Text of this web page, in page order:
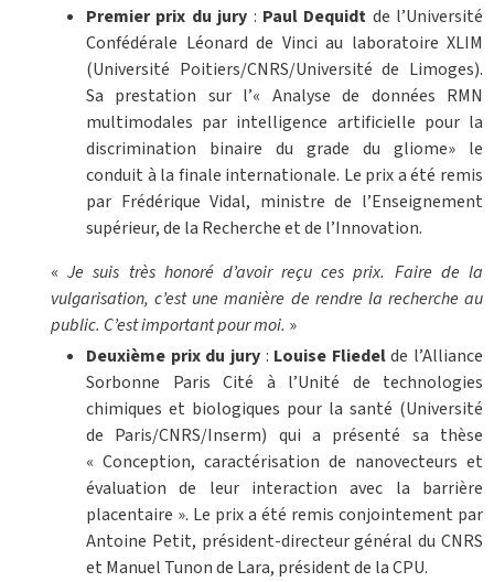
Premier prix du jury : Paul Dequidt de l’Université
Confédérale Léonard de Vinci au laboratoire XLIM
(Université Poitiers/CNRS/Université de Limoges).
Sa prestation sur l’« Analyse de données RMN
multimodales par intelligence artificielle pour la
discrimination binaire du grade du gliome» le
conduit à la finale internationale. Le prix a été remis
par Frédérique Vidal, ministre de l’Enseignement
supérieur, de la Recherche et de l’Innovation.
«Je suis très honoré d’avoir reçu ces prix. Faire de la
vulgarisation, c’est une manière de rendre la recherche au
public. C’est important pour moi. »
Deuxième prix du jury : Louise Fliedelde l’Alliance
Sorbonne Paris Cité à l’Unité de technologies
chimiques et biologiques pour la santé (Université
de Paris/CNRS/Inserm) qui a présenté sa thèse
« Conception, caractérisation de nanovecteurs et
évaluation de leur interaction avec la barrière
placentaire ». Le prix a été remis conjointement par
Antoine Petit, président-directeur général du CNRS
et Manuel Tunon de Lara, président de la CPU.